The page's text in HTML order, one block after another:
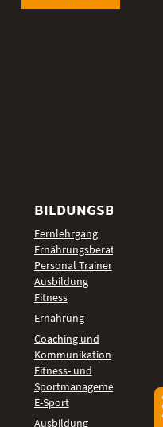
BILDUNGSBEREICHE
Fernlehrgang
Ernährungsberater
Personal Trainer
Ausbildung
Fitness
Ernährung
Coaching und
Kommunikation
Fitness- und
Sportmanagement
E-Sport
Ausbildung